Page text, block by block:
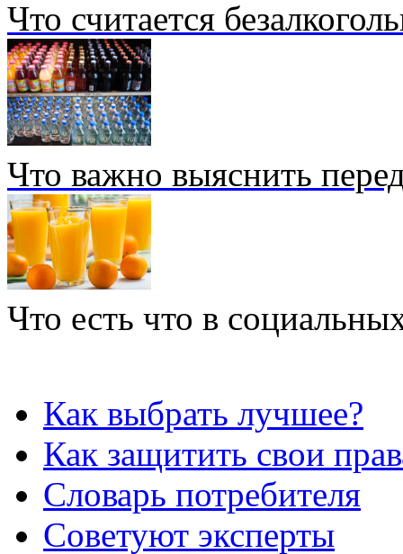
Что считается
Что важно выяснить
Что есть что в
Как выбрать лучшее?
Как защитить свои
Словарь потребителя
Советуют эксперты